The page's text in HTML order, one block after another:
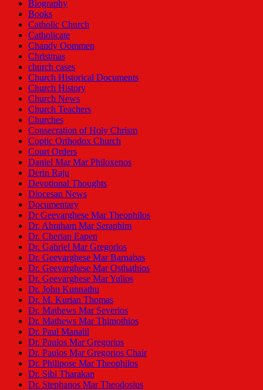
Biography
Books
Catholic Church
Catholicate
Chandy Oommen
Christmas
church cases
Church Historical Documents
Church History
Church News
Church Teachers
Churches
Consecration of Holy Chrism
Coptic Orthodox Church
Court Orders
Daniel Mar Mar Philoxenos
Derin Raju
Devotional Thoughts
Diocesan News
Documentary
Dr Geevarghese Mar Theophilos
Dr. Abraham Mar Seraphim
Dr. Cherian Eapen
Dr. Gabriel Mar Gregorios
Dr. Geevarghese Mar Barnabas
Dr. Geevarghese Mar Osthathios
Dr. Geevarghese Mar Yulios
Dr. John Kunnathu
Dr. M. Kurian Thomas
Dr. Mathews Mar Severios
Dr. Mathews Mar Thimothios
Dr. Paul Manalil
Dr. Paulos Mar Gregorios
Dr. Paulos Mar Gregorios Chair
Dr. Philipose Mar Theophilos
Dr. Sibi Tharakan
Dr. Stephanos Mar Theodosius